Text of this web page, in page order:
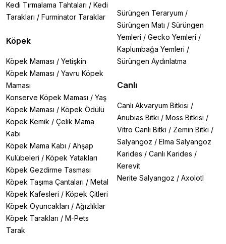
Kedi Tırmalama Tahtaları / Kedi
Tarakları / Furminator Taraklar
Köpek
Köpek Maması / Yetişkin
Köpek Maması / Yavru Köpek
Maması
Konserve Köpek Maması / Yaş
Köpek Maması / Köpek Ödülü
Köpek Kemik / Çelik Mama
Kabı
Köpek Mama Kabı / Ahşap
Kulübeleri / Köpek Yatakları
Köpek Gezdirme Tasması
Köpek Taşıma Çantaları / Metal
Köpek Kafesleri / Köpek Çitleri
Köpek Oyuncakları / Ağızlıklar
Köpek Tarakları / M-Pets
Tarak
Sürüngen Teraryum /
Sürüngen Matı / Sürüngen
Yemleri / Gecko Yemleri /
Kaplumbağa Yemleri /
Sürüngen Aydınlatma
Canlı
Canlı Akvaryum Bitkisi /
Anubias Bitki / Moss Bitkisi /
Vitro Canlı Bitki / Zemin Bitki /
Salyangoz / Elma Salyangoz
Karides / Canlı Karides /
Kerevit
Nerite Salyangoz / Axolotl